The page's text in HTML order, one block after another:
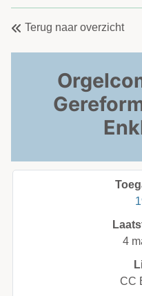
Terug naar overzicht
4
CC